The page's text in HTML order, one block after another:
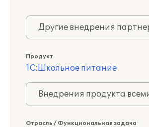
Другие внедрения
Продукт
1С:Школьное питание
Внедрения продукта
Отрасль / Функциональная задача